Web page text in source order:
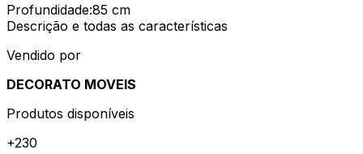
Profundidade:85 cm
Descrição e todas as características
Vendido por
DECORATO MOVEIS
Produtos disponíveis
+230